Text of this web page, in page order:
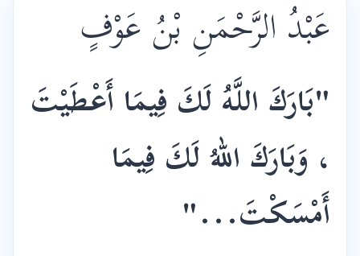
عَبْدُ الرَّحْمَنِ بْنُ عَوْفٍ
"بَارَكَ اللَّهُ لَكَ فِيمَا أَعْطَيْتَ
، وَبَارَكَ اللهُ لَكَ فِيمَا
أَمْسَكْتَ..."